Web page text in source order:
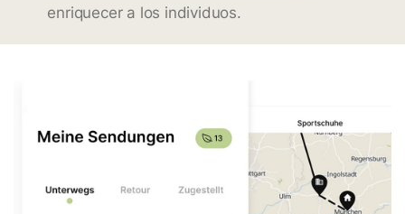
enriquecer a los individuos.